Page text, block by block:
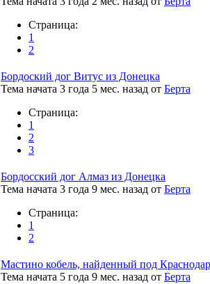
Страница:
1
2
Бордоский дог Витус из Донецка
Тема начата 3 года 5 мес. назад от Берта
Страница:
1
2
3
Бордосский дог Алмаз из Донецка
Тема начата 3 года 9 мес. назад от Берта
Страница:
1
2
Мастино кобель, найденный под
Тема начата 5 года 9 мес. назад от Берта